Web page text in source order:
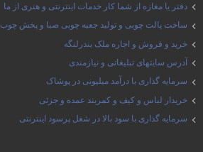
دفتر یا مغازه از شما کار خدمات اینترنتی و هنری از ما
ساخت پالت چوبی و تولید جعبه چوبی صبا و پخش چوب
خرید و فروش و اجاره ملک بندرلنگه
آدرس سایتهای تبلیغاتی و نیازمندی
سرمایه گذاری با درآمد میلیونی در پوشاک
خریدار لباس و کیف و کمربند عمده و جزئی
سرمایه گذاری با سود بالا در شغل پرسود اینترنتی